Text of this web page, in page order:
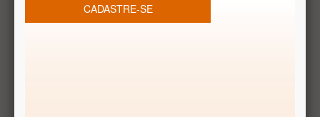
REDES SOCIAIS